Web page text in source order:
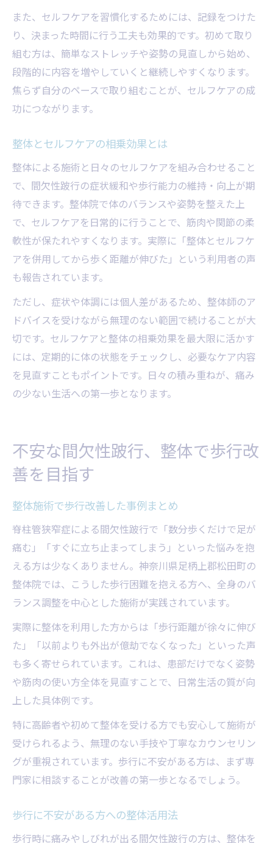
また、セルフケアを習慣化するためには、記録をつけた
り、決まった時間に行う工夫も効果的です。初めて取り
組む方は、簡単なストレッチや姿勢の見直しから始め、
段階的に内容を増やしていくと継続しやすくなります。
焦らず自分のペースで取り組むことが、セルフケアの成
功につながります。
整体とセルフケアの相乗効果とは
整体による施術と日々のセルフケアを組み合わせること
で、間欠性跛行の症状緩和や歩行能力の維持・向上が期
待できます。整体院で体のバランスや姿勢を整えた上
で、セルフケアを日常的に行うことで、筋肉や関節の柔
軟性が保たれやすくなります。実際に「整体とセルフケ
アを併用してから歩く距離が伸びた」という利用者の声
も報告されています。
ただし、症状や体調には個人差があるため、整体師のア
ドバイスを受けながら無理のない範囲で続けることが大
切です。セルフケアと整体の相乗効果を最大限に活かす
には、定期的に体の状態をチェックし、必要なケア内容
を見直すこともポイントです。日々の積み重ねが、痛み
の少ない生活への第一歩となります。
不安な間欠性跛行、整体で歩行改
善を目指す
整体施術で歩行改善した事例まとめ
脊柱管狭窄症による間欠性跛行で「数分歩くだけで足が
痛む」「すぐに立ち止まってしまう」といった悩みを抱
える方は少なくありません。神奈川県足柄上郡松田町の
整体院では、こうした歩行困難を抱える方へ、全身のバ
ランス調整を中心とした施術が実践されています。
実際に整体を利用した方からは「歩行距離が徐々に伸び
た」「以前よりも外出が億劫でなくなった」といった声
も多く寄せられています。これは、患部だけでなく姿勢
や筋肉の使い方全体を見直すことで、日常生活の質が向
上した具体例です。
特に高齢者や初めて整体を受ける方でも安心して施術が
受けられるよう、無理のない手技や丁寧なカウンセリン
グが重視されています。歩行に不安がある方は、まず専
門家に相談することが改善の第一歩となるでしょう。
歩行に不安がある方への整体活用法
歩行時に痛みやしびれが出る間欠性跛行の方は、整体を